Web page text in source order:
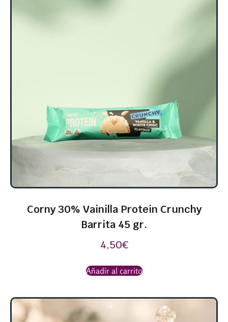
Corny 30% Vainilla Protein Crunchy
Barrita 45 gr.
4,50€
Añadir al carrito